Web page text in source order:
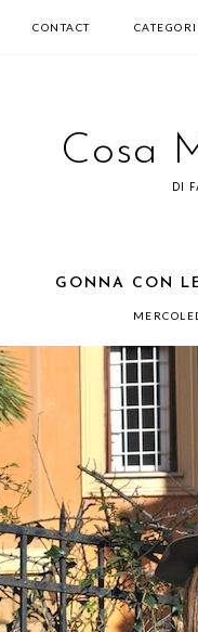
CONTACT
Cosa
DI
GONNA CON